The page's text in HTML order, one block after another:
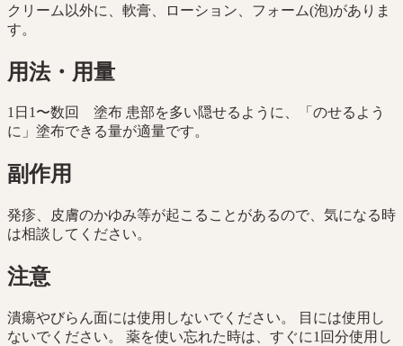
クリーム以外に、軟膏、ローション、フォーム(泡)がありま
す。
用法・用量
1日1〜数回 塗布 患部を多い隠せるように、「のせるよう
に」塗布できる量が適量です。
副作用
発疹、皮膚のかゆみ等が起こることがあるので、気になる時
は相談してください。
注意
潰瘍やびらん面には使用しないでください。 目には使用し
ないでください。 薬を使い忘れた時は、すぐに1回分使用し